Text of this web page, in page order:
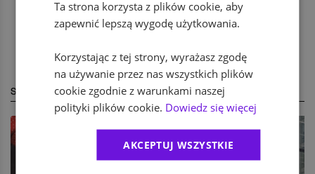
STREFA EKSPERTA
Ta strona korzysta z plików cookie, aby
zapewnić lepszą wygodę użytkowania.
Korzystając z tej strony, wyrażasz zgodę
na używanie przez nas wszystkich plików
cookie zgodnie z warunkami naszej
polityki plików cookie. Dowiedz się więcej
AKCEPTUJ WSZYSTKIE